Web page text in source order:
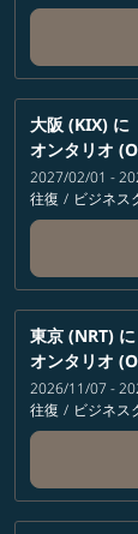
大阪 (KIX) に
オンタリオ
2027/02/01 -
往復 / ビジネス
東京 (NRT) に
オンタリオ
2026/11/07 -
往復 / ビジネス